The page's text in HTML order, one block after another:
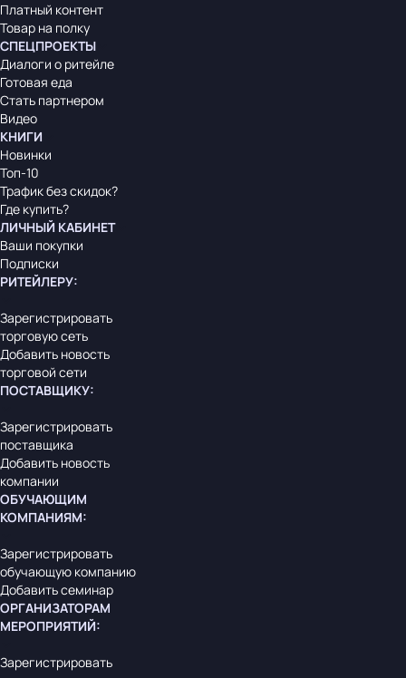
Платный контент
Товар на полку
СПЕЦПРОЕКТЫ
Диалоги о ритейле
Готовая еда
Стать партнером
Видео
КНИГИ
Новинки
Топ-10
Трафик без скидок?
Где купить?
ЛИЧНЫЙ КАБИНЕТ
Ваши покупки
Подписки
РИТЕЙЛЕРУ:
Зарегистрировать
торговую сеть
Добавить новость
торговой сети
ПОСТАВЩИКУ:
Зарегистрировать
поставщика
Добавить новость
компании
ОБУЧАЮЩИМ
КОМПАНИЯМ:
Зарегистрировать
обучающую компанию
Добавить семинар
ОРГАНИЗАТОРАМ
МЕРОПРИЯТИЙ:
Зарегистрировать